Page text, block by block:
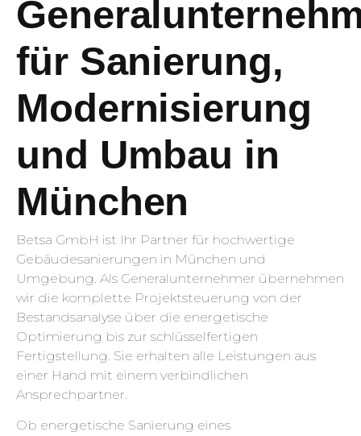
für Sanierung,
Modernisierung
und Umbau in
München
Betsa GmbH ist Ihr Partner für hochwertige
Gebäudesanierungen in München und
Umgebung. Als Generalunternehmer übernehmen
wir die komplette Projektsteuerung von der
Bestandsanalyse über die energetische
Optimierung bis zur schlüsselfertigen
Fertigstellung. Sie erhalten alle Leistungen aus
einer Hand mit einem verbindlichen
Ansprechpartner.
Ob energetische Sanierung eines